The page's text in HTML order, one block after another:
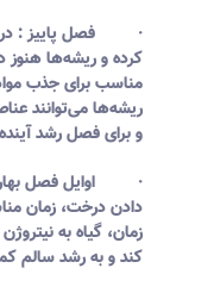
· فصل پاییز : در
کرده و ریشه‌ها
مناسب برای جذب
ریشه‌ها می‌توانند
و برای فصل رشد
دادن درخت، زمان
زمان، گیاه به
کند و به رشد سالم